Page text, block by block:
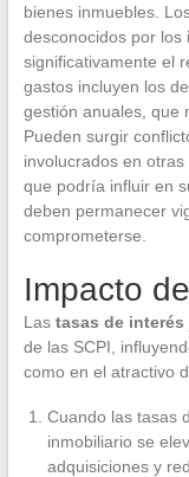
bienes inmuebles.
desconocidos por los
significativamente el
gastos incluyen los
gestión anuales, que
Pueden surgir
involucrados en
que podría influir en
deben permanecer
comprometerse.
Impacto
Las tasas de interés
de las SCPI,
como en el atractivo
Cuando las tasas
inmobiliario se
adquisiciones y